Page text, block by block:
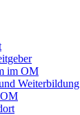
im OM
Weiterbildung